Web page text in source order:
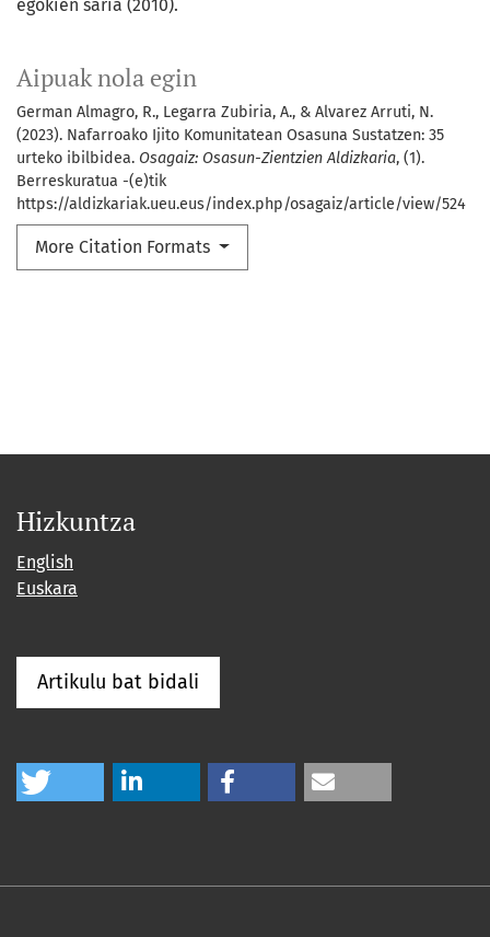
Aipuak nola egin
German Almagro, R., Legarra Zubiria, A., & Alvarez Arruti, N.
(2023). Nafarroako Ijito Komunitatean Osasuna Sustatzen: 35
urteko ibilbidea. Osagaiz: Osasun-Zientzien Aldizkaria, (1).
Berreskuratua -(e)tik
https://aldizkariak.ueu.eus/index.php/osagaiz/article/view/524
More Citation Formats
egokien saria (2010).
Hizkuntza
English
Euskara
Artikulu bat bidali